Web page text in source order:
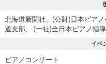
北海道新聞社、(公財)日本ピア
道支部、 (一社)全日本ピアノ指
イベ
ピアノコンサート